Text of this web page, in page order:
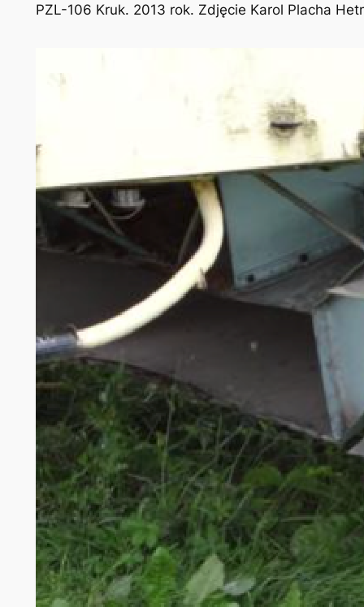
PZL-106 Kruk. 2013 rok. Zdjęcie Karol Placha